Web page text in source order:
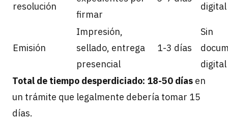
resolución
firmar
digital
Emisión
Impresión,
sellado, entrega
presencial
1-3 días
Sin
digital
Total de tiempo desperdiciado: 18-50 días en
un trámite que legalmente debería tomar 15
días.